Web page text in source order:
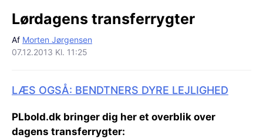
Lørdagens transferrygter
Af Morten Jørgensen
07.12.2013 Kl. 11:25
LÆS OGSÅ: BENDTNERS DYRE LEJLIGHED
PLbold.dk bringer dig her et overblik over
dagens transferrygter: